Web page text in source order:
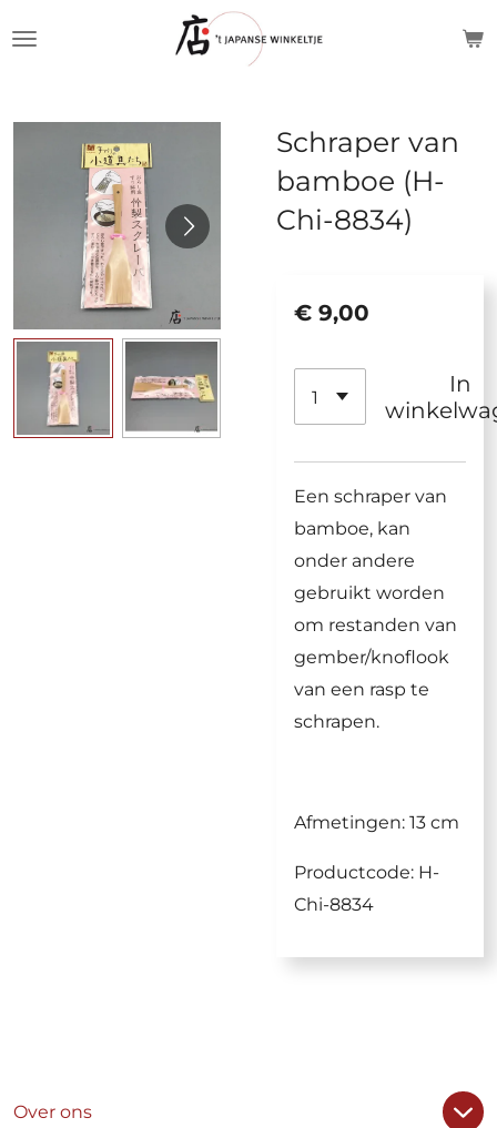
de
hoofdinhoud
Schraper van
bamboe (H-
Chi-8834)
€ 9,00
In
Een schraper van
bamboe, kan
onder andere
gebruikt worden
om restanden van
gember/knoflook
van een rasp te
schrapen.
Afmetingen: 13 cm
Productcode: H-
Chi-8834
Over ons